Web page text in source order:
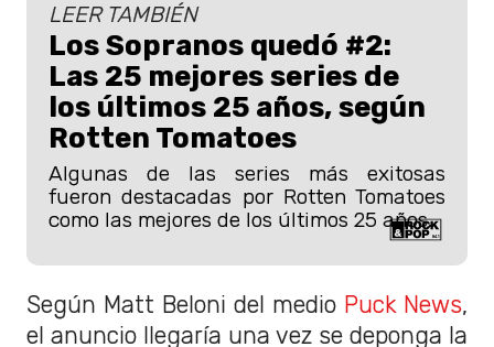
LEER TAMBIÉN
Los Sopranos quedó #2:
Las 25 mejores series de
los últimos 25 años, según
Rotten Tomatoes
Algunas de las series más exitosas
fueron destacadas por Rotten Tomatoes
como las mejores de los últimos 25 años.
Según Matt Beloni del medio Puck News,
el anuncio llegaría una vez se deponga la